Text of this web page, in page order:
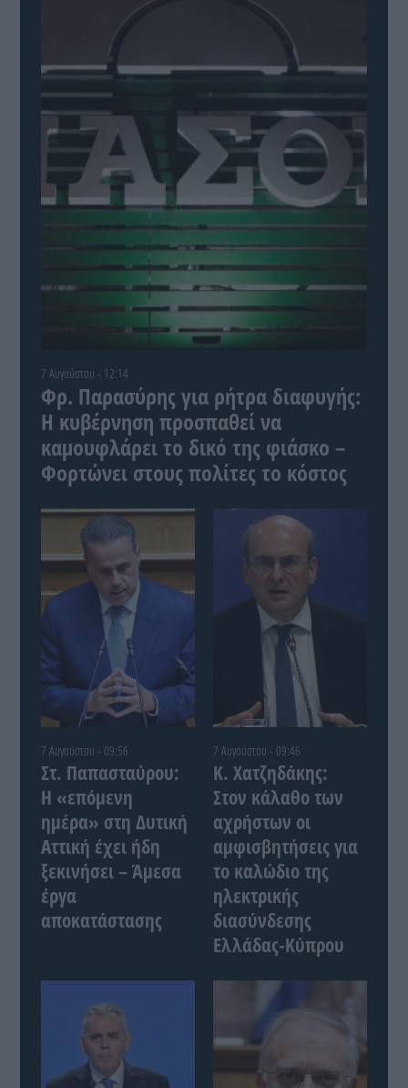
7 Αυγούστου - 12:14
Φρ. Παρασύρης για ρήτρα διαφυγής:
Η κυβέρνηση προσπαθεί να
καμουφλάρει το δικό της φιάσκο –
Φορτώνει στους πολίτες το κόστος
7 Αυγούστου - 09:56
Στ. Παπασταύρου:
Η «επόμενη
ημέρα» στη Δυτική
Αττική έχει ήδη
ξεκινήσει – Άμεσα
έργα
αποκατάστασης
7 Αυγούστου - 09:46
Κ. Χατζηδάκης:
Στον κάλαθο των
αχρήστων οι
αμφισβητήσεις για
το καλώδιο της
ηλεκτρικής
διασύνδεσης
Ελλάδας-Κύπρου